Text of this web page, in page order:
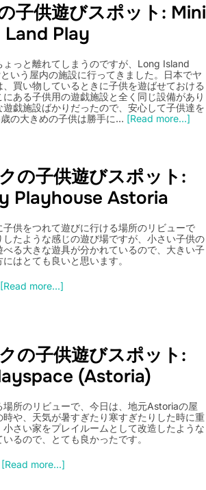
子供遊びスポット: Mini
Land Play
っと離れてしまうのですが、Long Island
いう屋内の施設に行ってきました。日本でヤ
買い物しているときに子供を遊ばせておける
ある子供用の遊戯施設と全く同じ設備があり
戯施設ばかりだったので、安心して子供達を
の大きめの子供は勝手に… [Read more...]
の子供遊びスポット:
Playhouse Astoria
供をつれて遊びに行ける場所のリビューで
たような感じの遊び場ですが、小さい子供の
る大きな遊具が分かれているので、大きい子
はとても良いと思います。
[Read more...]
の子供遊びスポット:
(Astoria)
所のリビューで、今日は、地元Astoriaの屋
や、天気が暑すぎたり寒すぎたりした時に重
さい家をプレイルームとして改造したような
るので、とても良かったです。
[Read more...]